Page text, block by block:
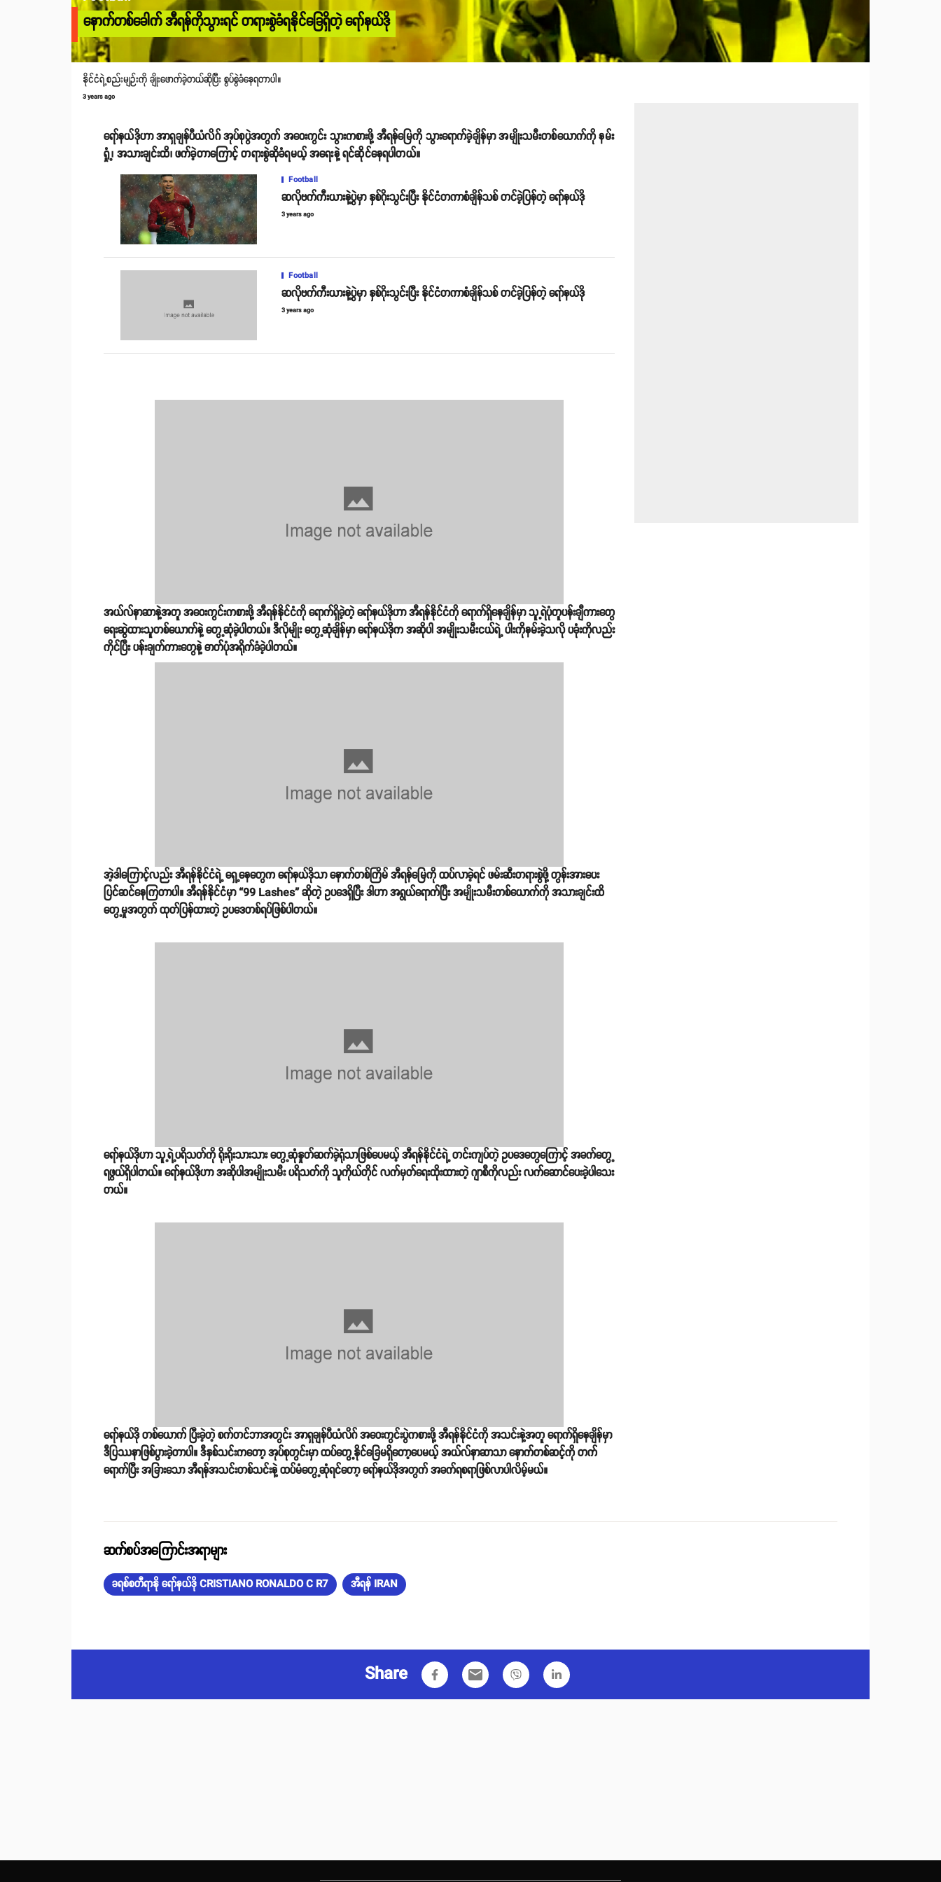
နောက်တစ်ခေါက် အီရန်ကိုသွားရင် တရားစွဲခံရနိုင်ခြေရှိတဲ့ ရော်နယ်ဒို
နိုင်ငံရဲ့စည်းမျဉ်းကို ချိုးဖောက်ခဲ့တယ်ဆိုပြီး စွပ်စွဲခံနေရတာပါ။
3 years ago
ရော်နယ်ဒိုဟာ အာရှချန်ပီယံလိဂ် အုပ်စုပွဲအတွက် အဝေးကွင်း သွားကစားဖို့ အီရန်မြေကို သွားရောက်ခဲ့ချိန်မှာ အမျိုးသမီးတစ်ယောက်ကို နမ်း
ရှုံ့၊ အသားချင်းထိ၊ ဖက်ခဲ့တာကြောင့် တရားစွဲဆိုခံရမယ့် အရေးနဲ့ ရင်ဆိုင်နေရပါတယ်။
Football
ဆလိုဗက်ကီးယားနဲ့ပွဲမှာ နှစ်ဂိုးသွင်းပြီး နိုင်ငံတကာစံချိန်သစ် တင်ခဲ့ပြန်တဲ့ ရော်နယ်ဒို
3 years ago
Football
ဆလိုဗက်ကီးယားနဲ့ပွဲမှာ နှစ်ဂိုးသွင်းပြီး နိုင်ငံတကာစံချိန်သစ် တင်ခဲ့ပြန်တဲ့ ရော်နယ်ဒို
3 years ago
အယ်လ်နာဆာနဲ့အတူ အဝေးကွင်းကစားဖို့ အီရန်နိုင်ငံကို ရောက်ရှိခဲ့တဲ့ ရော်နယ်ဒိုဟာ အီရန်နိုင်ငံကို ရောက်ရှိနေချိန်မှာ သူ့ရဲပုံတူပန်းချီကားတွေ
ရေးဆွဲထားသူတစ်ယောက်နဲ့ တွေ့ဆုံခဲ့ပါတယ်။ ဒီလိုမျိုး တွေ့ဆုံချိန်မှာ ရော်နယ်ဒိုက အဆိုပါ အမျိုးသမီးငယ်ရဲ့ ပါးကိုနမ်းခဲ့သလို ပခုံးကိုလည်း
ကိုင်ပြီး ပန်းချက်ကားတွေနဲ့ ဓာတ်ပုံအရိုက်ခံခဲ့ပါတယ်။
အဲ့ဒါကြောင့်လည်း အီရန်နိုင်ငံရဲ့ ရှေ့နေတွေက ရော်နယ်ဒိုသာ နောက်တစ်ကြိမ် အီရန်မြေကို ထပ်လာခဲ့ရင် ဖမ်းဆီးတရားစွဲဖို့ တွန်းအားပေး
ပြင်ဆင်နေကြတာပါ။ အီရန်နိုင်ငံမှာ “99 Lashes” ဆိုတဲ့ ဥပဒေရှိပြီး ဒါဟာ အရွယ်ရောက်ပြီး အမျိုးသမီးတစ်ယောက်ကို အသားချင်းထိ
တွေ့မှုအတွက် ထုတ်ပြန်ထားတဲ့ ဥပဒေတစ်ရပ်ဖြစ်ပါတယ်။
ရော်နယ်ဒိုဟာ သူ့ရဲ့ပရိသတ်ကို ရိုးရိုးသားသား တွေ့ဆုံနှုတ်ဆက်ခဲ့ရုံသာဖြစ်ပေမယ့် အီရန်နိုင်ငံရဲ့ တင်းကျပ်တဲ့ ဥပဒေတွေကြောင့် အခက်တွေ့
ရဖွယ်ရှိပါတယ်။ ရော်နယ်ဒိုဟာ အဆိုပါအမျိုးသမီး ပရိသတ်ကို သူကိုယ်တိုင် လက်မှတ်ရေးထိုးထားတဲ့ ဂျာစီကိုလည်း လက်ဆောင်ပေးခဲ့ပါသေး
တယ်။
ရော်နယ်ဒို တစ်ယောက် ပြီးခဲ့တဲ့ စက်တင်ဘာအတွင်း အာရှချန်ပီယံလိဂ် အဝေးကွင်းပွဲကစားဖို့ အီရန်နိုင်ငံကို အသင်းနဲ့အတူ ရောက်ရှိနေချိန်မှာ
ဒီပြဿနာဖြစ်ပွားခဲ့တာပါ။ ဒီနှစ်သင်းကတော့ အုပ်စုတွင်းမှာ ထပ်တွေ့နိုင်ခြေမရှိတော့ပေမယ့် အယ်လ်နာဆာသာ နောက်တစ်ဆင့်ကို တက်
ရောက်ပြီး အခြားသော အီရန်အသင်းတစ်သင်းနဲ့ ထပ်မံတွေ့ဆုံရင်တော့ ရော်နယ်ဒိုအတွက် အခက်ရစရာဖြစ်လာပါလိမ့်မယ်။
ဆက်စပ်အကြောင်းအရာများ
ခရစ်စတီရာနို ရော်နယ်ဒို CRISTIANO RONALDO C R7 အီရန် IRAN
Share email